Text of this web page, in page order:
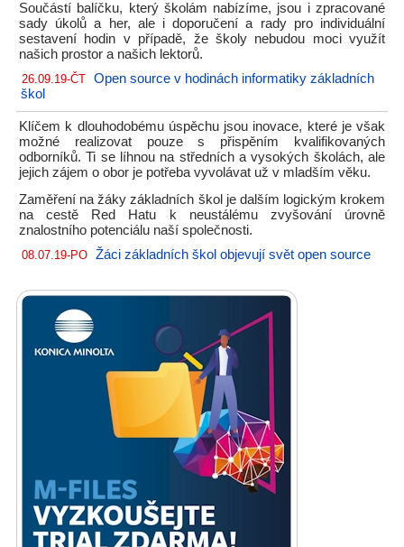
Součástí balíčku, který školám nabízíme, jsou i zpracované
sady úkolů a her, ale i doporučení a rady pro individuální
sestavení hodin v případě, že školy nebudou moci využít
našich prostor a našich lektorů.
26.09.19-ČT Open source v hodinách informatiky základních
škol
Klíčem k dlouhodobému úspěchu jsou inovace, které je však
možné realizovat pouze s přispěním kvalifikovaných
odborníků. Ti se líhnou na středních a vysokých školách, ale
jejich zájem o obor je potřeba vyvolávat už v mladším věku.
Zaměření na žáky základních škol je dalším logickým krokem
na cestě Red Hatu k neustálému zvyšování úrovně
znalostního potenciálu naší společnosti.
08.07.19-PO Žáci základních škol objevují svět open source